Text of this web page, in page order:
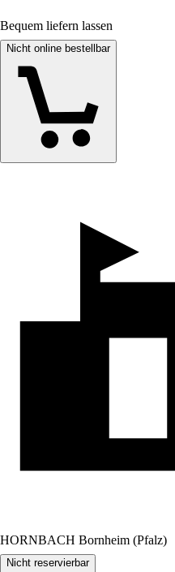
Bequem liefern lassen
Nicht online bestellbar
HORNBACH Bornheim (Pfalz)
Nicht reservierbar